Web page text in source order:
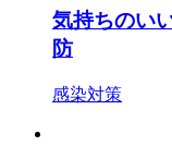
気持ちのい
防
感染対策